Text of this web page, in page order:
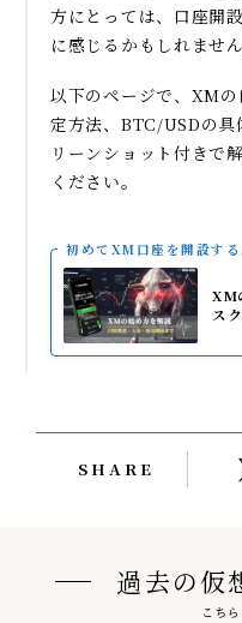
方にとっては、口座開
に感じるかもしれません
以下のページで、XM
定方法、BTC/USDの具
リーンショット付きで
ください。
初めてXM口座を開設する
XM
ス
SHARE
過去の仮
こち